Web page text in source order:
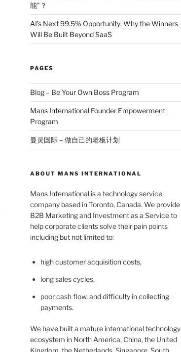
能”？
AI’s Next 99.5% Opportunity: Why the Winners
Will Be Built Beyond SaaS
PAGES
Blog – Be Your Own Boss Program
Mans International Founder Empowerment
Program
曼灵国际 – 做自己的老板计划
ABOUT MANS INTERNATIONAL
Mans International is a technology service
company based in Toronto, Canada. We provide
B2B Marketing and Investment as a Service to
help corporate clients solve their pain points
including but not limited to:
high customer acquisition costs,
long sales cycles,
poor cash flow, and difficulty in collecting
payments.
We have built a mature international technology
ecosystem in North America, China, the United
Kingdom, the Netherlands, Singapore, South